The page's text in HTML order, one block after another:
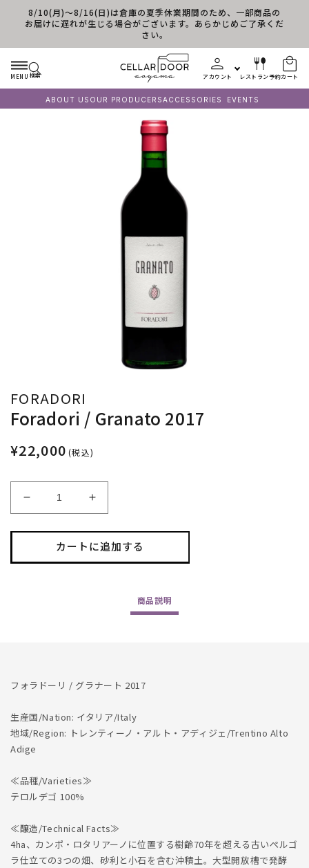
コンテンツに進む
8/10(月)～8/16(日)は倉庫の夏季休業期間のため、一部商品の
お届けに遅れが生じる場合がございます。あらかじめご了承くだ
さい。
MENU 検索 アカウント レストラン予約カート
ABOUT US OUR PRODUCERSACCESSORIES EVENTS
FORADORI
Foradori / Granato 2017
¥22,000 (税込)
Foradori
/
Granato
の
Foradori
/
Granato
2017
の
カートに追加する
商品説明
フォラドーリ / グラナート 2017
生産国/Nation: イタリア/Italy
地域/Region: トレンティーノ・アルト・アディジェ/Trentino Alto
Adige
≪品種/Varieties≫
テロルデゴ 100%
≪醸造/Technical Facts≫
4ha、カンポ・ロタリアーノに位置する樹齢70年を超える古いぺルゴ
ラ仕立ての3つの畑、砂利と小石を含む沖積土。大型開放槽で発酵